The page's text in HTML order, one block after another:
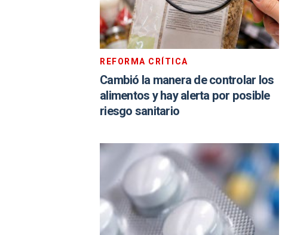
REFORMA CRÍTICA
Cambió la manera de controlar los
alimentos y hay alerta por posible
riesgo sanitario